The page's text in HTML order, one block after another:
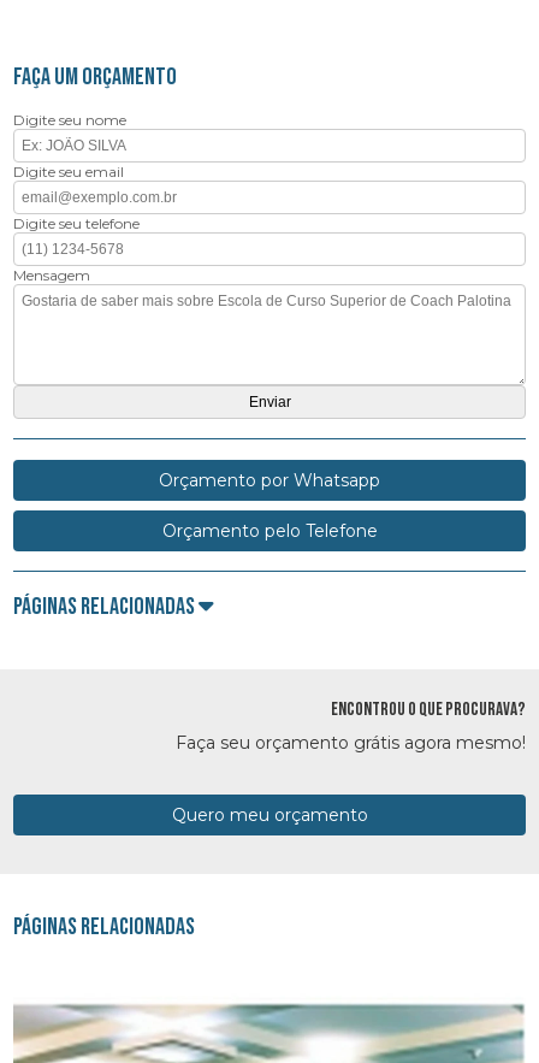
FAÇA UM ORÇAMENTO
Digite seu nome
Digite seu email
Digite seu telefone
Mensagem
Orçamento por Whatsapp
Orçamento pelo Telefone
Páginas Relacionadas
ENCONTROU O QUE PROCURAVA?
Faça seu orçamento grátis agora mesmo!
Quero meu orçamento
Páginas Relacionadas